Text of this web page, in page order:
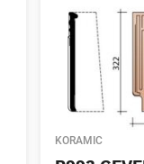
KORAMIC